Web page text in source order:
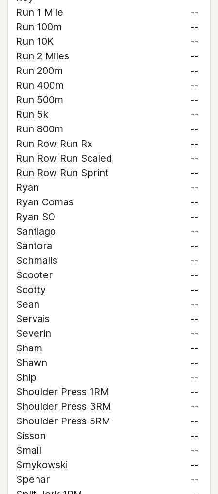
Run 1 Mile
--
Run 100m
--
Run 10K
--
Run 2 Miles
--
Run 200m
--
Run 400m
--
Run 500m
--
Run 5k
--
Run 800m
--
Run Row Run Rx
--
Run Row Run Scaled
--
Run Row Run Sprint
--
Ryan
--
Ryan Comas
--
Ryan SO
--
Santiago
--
Santora
--
Schmalls
--
Scooter
--
Scotty
--
Sean
--
Servais
--
Severin
--
Sham
--
Shawn
--
Ship
--
Shoulder Press 1RM
--
Shoulder Press 3RM
--
Shoulder Press 5RM
--
Sisson
--
Small
--
Smykowski
--
Spehar
--